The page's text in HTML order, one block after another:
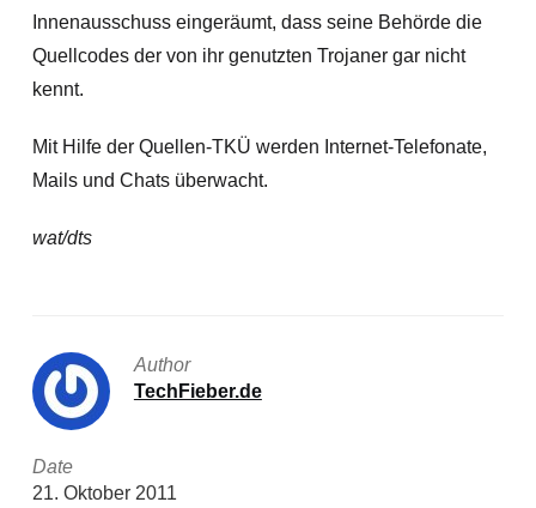
Innenausschuss eingeräumt, dass seine Behörde die
Quellcodes der von ihr genutzten Trojaner gar nicht
kennt.
Mit Hilfe der Quellen-TKÜ werden Internet-Telefonate,
Mails und Chats überwacht.
wat/dts
Author
TechFieber.de
Date
21. Oktober 2011